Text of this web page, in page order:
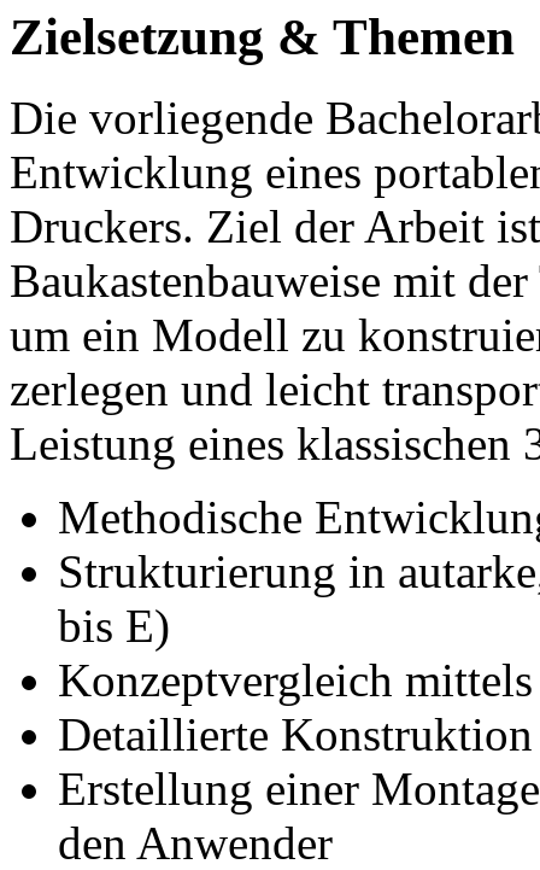
Zielsetzung & Themen
Die vorliegende
Entwicklung eines
Druckers. Ziel der Arbeit
Baukastenbauweise mit
um ein Modell zu
zerlegen und leicht
Leistung eines klassischen
Methodische
Strukturierung in
bis E)
Konzeptvergleich
Detaillierte
Erstellung einer
den Anwender